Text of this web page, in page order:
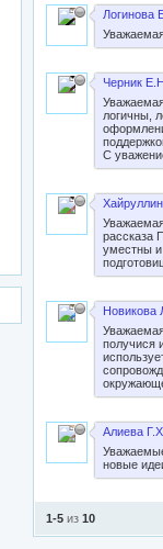
Логинова
Черник
логичны,
С
рассказа
уместны
Новикова
получися
Алиева
новые
1-5 из 10